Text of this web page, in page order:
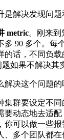
是解决发现问
metric。刚来到
多 90 多个。每
的话，不同负
如果不解决其
解决这个问题的
集群要设定不
要动态地去适
你可以做一些
、多个团队都